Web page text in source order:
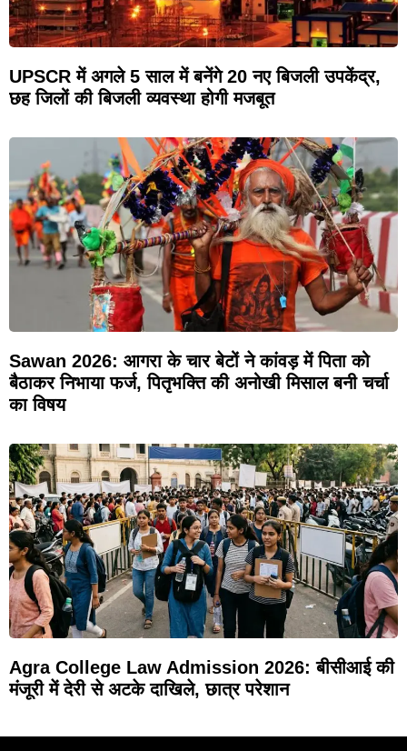
UPSCR में अगले 5 साल में बनेंगे 20 नए बिजली उपकेंद्र,
छह जिलों की बिजली व्यवस्था होगी मजबूत
Sawan 2026: आगरा के चार बेटों ने कांवड़ में पिता को
बैठाकर निभाया फर्ज, पितृभक्ति की अनोखी मिसाल बनी चर्चा
का विषय
Agra College Law Admission 2026: बीसीआई की
मंजूरी में देरी से अटके दाखिले, छात्र परेशान